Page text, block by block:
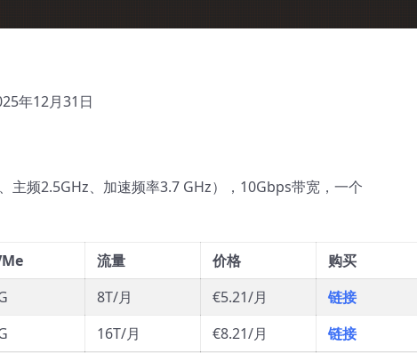
年12月31日
主频2.5GHz、加速频率3.7 GHz），10Gbps带宽，一个
流量 价格
购买
8T/月 €5.21/月
链接
16T/月 €8.21/月
链接